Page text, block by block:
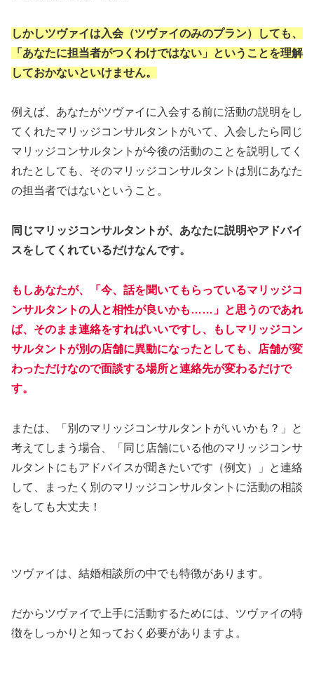
しかしツヴァイは入会（ツヴァイのみのプラン）しても、
「あなたに担当者がつくわけではない」ということを理解
しておかないといけません。
例えば、あなたがツヴァイに入会する前に活動の説明をし
てくれたマリッジコンサルタントがいて、入会したら同じ
マリッジコンサルタントが今後の活動のことを説明してく
れたとしても、そのマリッジコンサルタントは別にあなた
の担当者ではないということ。
同じマリッジコンサルタントが、あなたに説明やアドバイ
スをしてくれているだけなんです。
もしあなたが、「今、話を聞いてもらっているマリッジコ
ンサルタントの人と相性が良いかも……」と思うのであれ
ば、そのまま連絡をすればいいですし、もしマリッジコン
サルタントが別の店舗に異動になったとしても、店舗が変
わっただけなので面談する場所と連絡先が変わるだけで
す。
または、「別のマリッジコンサルタントがいいかも？」と
考えてしまう場合、「同じ店舗にいる他のマリッジコンサ
ルタントにもアドバイスが聞きたいです（例文）」と連絡
して、まったく別のマリッジコンサルタントに活動の相談
をしても大丈夫！
ツヴァイは、結婚相談所の中でも特徴があります。
だからツヴァイで上手に活動するためには、ツヴァイの特
徴をしっかりと知っておく必要がありますよ。